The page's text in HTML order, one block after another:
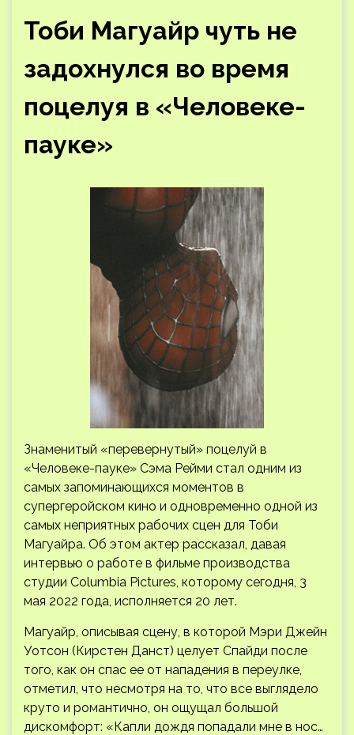
Тоби Магуайр чуть не
задохнулся во время
поцелуя в «Человеке-
пауке»
Знаменитый «перевернутый» поцелуй в
«Человеке-пауке» Сэма Рейми стал одним из
самых запоминающихся моментов в
супергеройском кино и одновременно одной из
самых неприятных рабочих сцен для Тоби
Магуайра. Об этом актер рассказал, давая
интервью о работе в фильме производства
студии Columbia Pictures, которому сегодня, 3
мая 2022 года, исполняется 20 лет.
Магуайр, описывая сцену, в которой Мэри Джейн
Уотсон (Кирстен Данст) целует Спайди после
того, как он спас ее от нападения в переулке,
отметил, что несмотря на то, что все выглядело
круто и романтично, он ощущал большой
дискомфорт: «Капли дождя попадали мне в нос…